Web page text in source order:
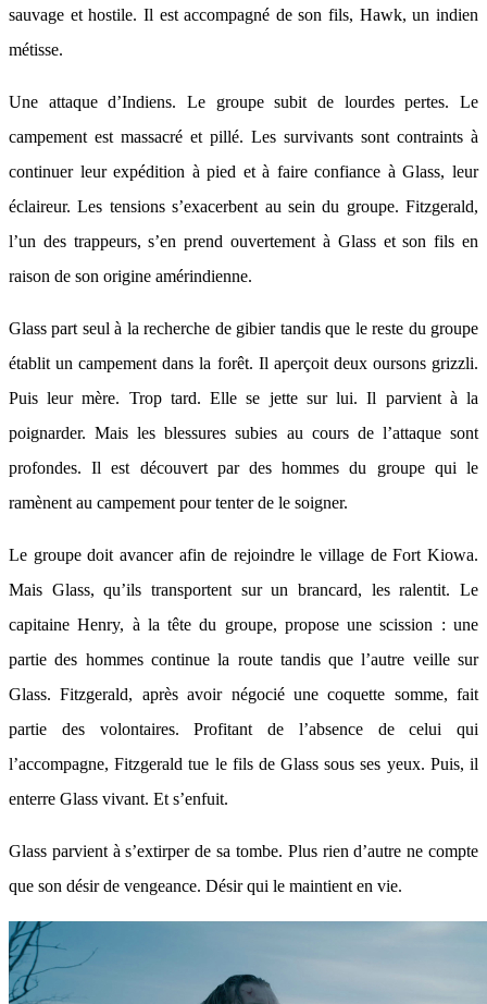
sauvage et hostile. Il est accompagné de son fils, Hawk, un indien
métisse.
Une attaque d’Indiens. Le groupe subit de lourdes pertes. Le
campement est massacré et pillé. Les survivants sont contraints à
continuer leur expédition à pied et à faire confiance à Glass, leur
éclaireur. Les tensions s’exacerbent au sein du groupe. Fitzgerald,
l’un des trappeurs, s’en prend ouvertement à Glass et son fils en
raison de son origine amérindienne.
Glass part seul à la recherche de gibier tandis que le reste du groupe
établit un campement dans la forêt. Il aperçoit deux oursons grizzli.
Puis leur mère. Trop tard. Elle se jette sur lui. Il parvient à la
poignarder. Mais les blessures subies au cours de l’attaque sont
profondes. Il est découvert par des hommes du groupe qui le
ramènent au campement pour tenter de le soigner.
Le groupe doit avancer afin de rejoindre le village de Fort Kiowa.
Mais Glass, qu’ils transportent sur un brancard, les ralentit. Le
capitaine Henry, à la tête du groupe, propose une scission : une
partie des hommes continue la route tandis que l’autre veille sur
Glass. Fitzgerald, après avoir négocié une coquette somme, fait
partie des volontaires. Profitant de l’absence de celui qui
l’accompagne, Fitzgerald tue le fils de Glass sous ses yeux. Puis, il
enterre Glass vivant. Et s’enfuit.
Glass parvient à s’extirper de sa tombe. Plus rien d’autre ne compte
que son désir de vengeance. Désir qui le maintient en vie.